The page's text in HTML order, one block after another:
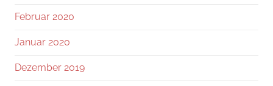
Februar 2020
Januar 2020
Dezember 2019